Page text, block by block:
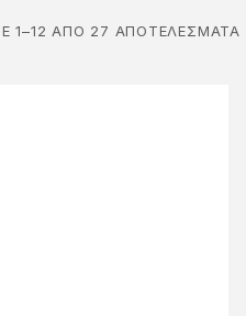
1–12 ΑΠΌ 27 ΑΠΟΤΕΛΈΣΜΑΤΑ